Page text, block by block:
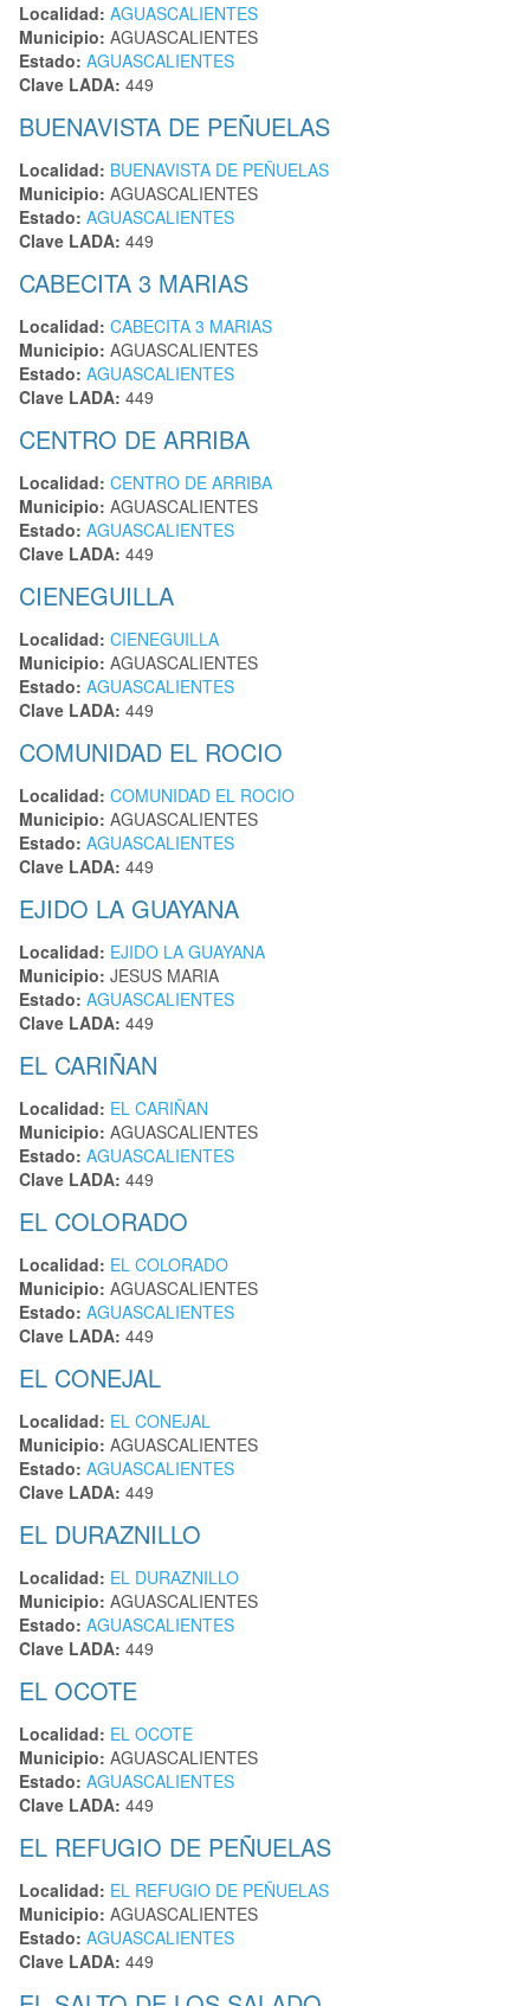
Localidad: AGUASCALIENTES
Municipio: AGUASCALIENTES
Estado: AGUASCALIENTES
Clave LADA: 449
BUENAVISTA DE PEÑUELAS
Localidad: BUENAVISTA DE PEÑUELAS
Municipio: AGUASCALIENTES
Estado: AGUASCALIENTES
Clave LADA: 449
CABECITA 3 MARIAS
Localidad: CABECITA 3 MARIAS
Municipio: AGUASCALIENTES
Estado: AGUASCALIENTES
Clave LADA: 449
CENTRO DE ARRIBA
Localidad: CENTRO DE ARRIBA
Municipio: AGUASCALIENTES
Estado: AGUASCALIENTES
Clave LADA: 449
CIENEGUILLA
Localidad: CIENEGUILLA
Municipio: AGUASCALIENTES
Estado: AGUASCALIENTES
Clave LADA: 449
COMUNIDAD EL ROCIO
Localidad: COMUNIDAD EL ROCIO
Municipio: AGUASCALIENTES
Estado: AGUASCALIENTES
Clave LADA: 449
EJIDO LA GUAYANA
Localidad: EJIDO LA GUAYANA
Municipio: JESUS MARIA
Estado: AGUASCALIENTES
Clave LADA: 449
EL CARIÑAN
Localidad: EL CARIÑAN
Municipio: AGUASCALIENTES
Estado: AGUASCALIENTES
Clave LADA: 449
EL COLORADO
Localidad: EL COLORADO
Municipio: AGUASCALIENTES
Estado: AGUASCALIENTES
Clave LADA: 449
EL CONEJAL
Localidad: EL CONEJAL
Municipio: AGUASCALIENTES
Estado: AGUASCALIENTES
Clave LADA: 449
EL DURAZNILLO
Localidad: EL DURAZNILLO
Municipio: AGUASCALIENTES
Estado: AGUASCALIENTES
Clave LADA: 449
EL OCOTE
Localidad: EL OCOTE
Municipio: AGUASCALIENTES
Estado: AGUASCALIENTES
Clave LADA: 449
EL REFUGIO DE PEÑUELAS
Localidad: EL REFUGIO DE PEÑUELAS
Municipio: AGUASCALIENTES
Estado: AGUASCALIENTES
Clave LADA: 449